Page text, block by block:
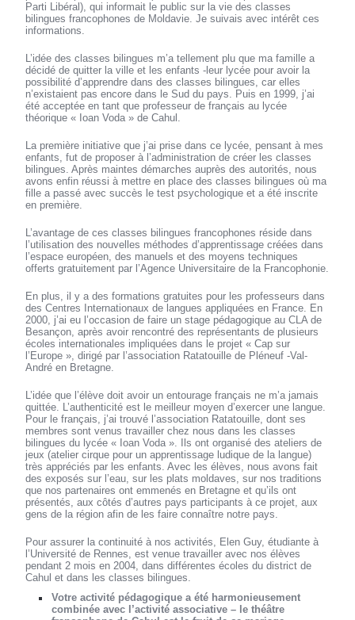
Parti Libéral), qui informait le public sur la vie des classes
bilingues francophones de Moldavie. Je suivais avec intérêt ces
informations.
L’idée des classes bilingues m’a tellement plu que ma famille a
décidé de quitter la ville et les enfants -leur lycée pour avoir la
possibilité d’apprendre dans des classes bilingues, car elles
n’existaient pas encore dans le Sud du pays. Puis en 1999, j’ai
été acceptée en tant que professeur de français au lycée
théorique « Ioan Voda » de Cahul.
La première initiative que j’ai prise dans ce lycée, pensant à mes
enfants, fut de proposer à l’administration de créer les classes
bilingues. Après maintes démarches auprès des autorités, nous
avons enfin réussi à mettre en place des classes bilingues où ma
fille a passé avec succès le test psychologique et a été inscrite
en première.
L’avantage de ces classes bilingues francophones réside dans
l’utilisation des nouvelles méthodes d’apprentissage créées dans
l’espace européen, des manuels et des moyens techniques
offerts gratuitement par l’Agence Universitaire de la Francophonie.
En plus, il y a des formations gratuites pour les professeurs dans
des Centres Internationaux de langues appliquées en France. En
2000, j’ai eu l’occasion de faire un stage pédagogique au CLA de
Besançon, après avoir rencontré des représentants de plusieurs
écoles internationales impliquées dans le projet « Cap sur
l’Europe », dirigé par l’association Ratatouille de Pléneuf -Val-
André en Bretagne.
L’idée que l’élève doit avoir un entourage français ne m’a jamais
quittée. L’authenticité est le meilleur moyen d’exercer une langue.
Pour le français, j’ai trouvé l’association Ratatouille, dont ses
membres sont venus travailler chez nous dans les classes
bilingues du lycée « Ioan Voda ». Ils ont organisé des ateliers de
jeux (atelier cirque pour un apprentissage ludique de la langue)
très appréciés par les enfants. Avec les élèves, nous avons fait
des exposés sur l’eau, sur les plats moldaves, sur nos traditions
que nos partenaires ont emmenés en Bretagne et qu’ils ont
présentés, aux côtés d’autres pays participants à ce projet, aux
gens de la région afin de les faire connaître notre pays.
Pour assurer la continuité à nos activités, Elen Guy, étudiante à
l’Université de Rennes, est venue travailler avec nos élèves
pendant 2 mois en 2004, dans différentes écoles du district de
Cahul et dans les classes bilingues.
Votre activité pédagogique a été harmonieusement
combinée avec l’activité associative – le théâtre